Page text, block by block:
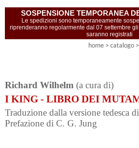
SOSPENSIONE TEMPORANEA
Le spedizioni sono temporaneamente
riprenderanno regolarmente dal 07 settembre
saranno registrati
home > catalogo >
Richard Wilhelm (a cura di)
I KING - LIBRO DEI
Traduzione dalla versione tedesca
Prefazione di C. G. Jung